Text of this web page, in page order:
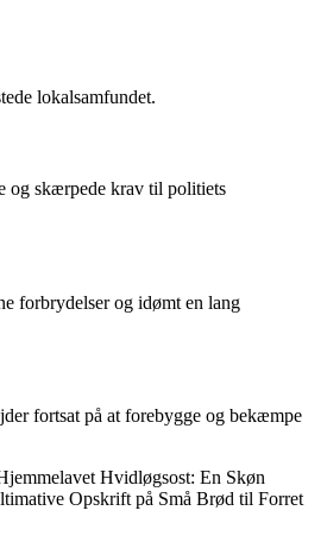
lokalsamfundet.
og skærpede krav til politiets
forbrydelser og idømt en lang
fortsat på at forebygge og bekæmpe
Hvidløgsost: En Skøn
Opskrift på Små Brød til Forret